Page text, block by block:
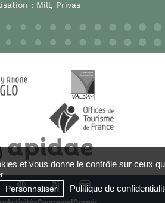
: Mill, Privas
et vous donne le contrôle sur ceux
Personnaliser Politique de